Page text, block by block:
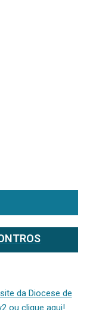
da Diocese de
ou clique aqui!